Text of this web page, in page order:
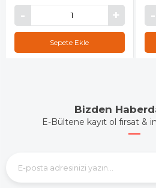
Sepete Ekle
Bizden
E-Bültene kayıt ol fırsat &